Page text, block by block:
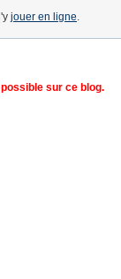
jouer en ligne.
sur ce blog.